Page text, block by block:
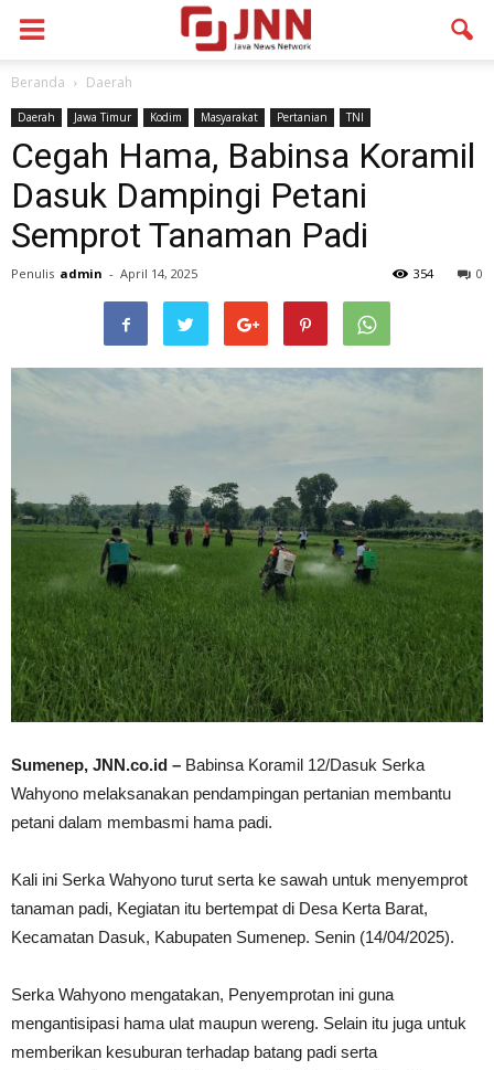
Beranda Daerah
Daerah Jawa Timur Kodim Masyarakat Pertanian TNI
Cegah Hama, Babinsa Koramil
Dasuk Dampingi Petani
Semprot Tanaman Padi
Penulis admin - April 14, 2025 0
354
Sumenep, JNN.co.id – Babinsa Koramil 12/Dasuk Serka
Wahyono melaksanakan pendampingan pertanian membantu
petani dalam membasmi hama padi.
Kali ini Serka Wahyono turut serta ke sawah untuk menyemprot
tanaman padi, Kegiatan itu bertempat di Desa Kerta Barat,
Kecamatan Dasuk, Kabupaten Sumenep. Senin (14/04/2025).
Serka Wahyono mengatakan, Penyemprotan ini guna
mengantisipasi hama ulat maupun wereng. Selain itu juga untuk
memberikan kesuburan terhadap batang padi serta